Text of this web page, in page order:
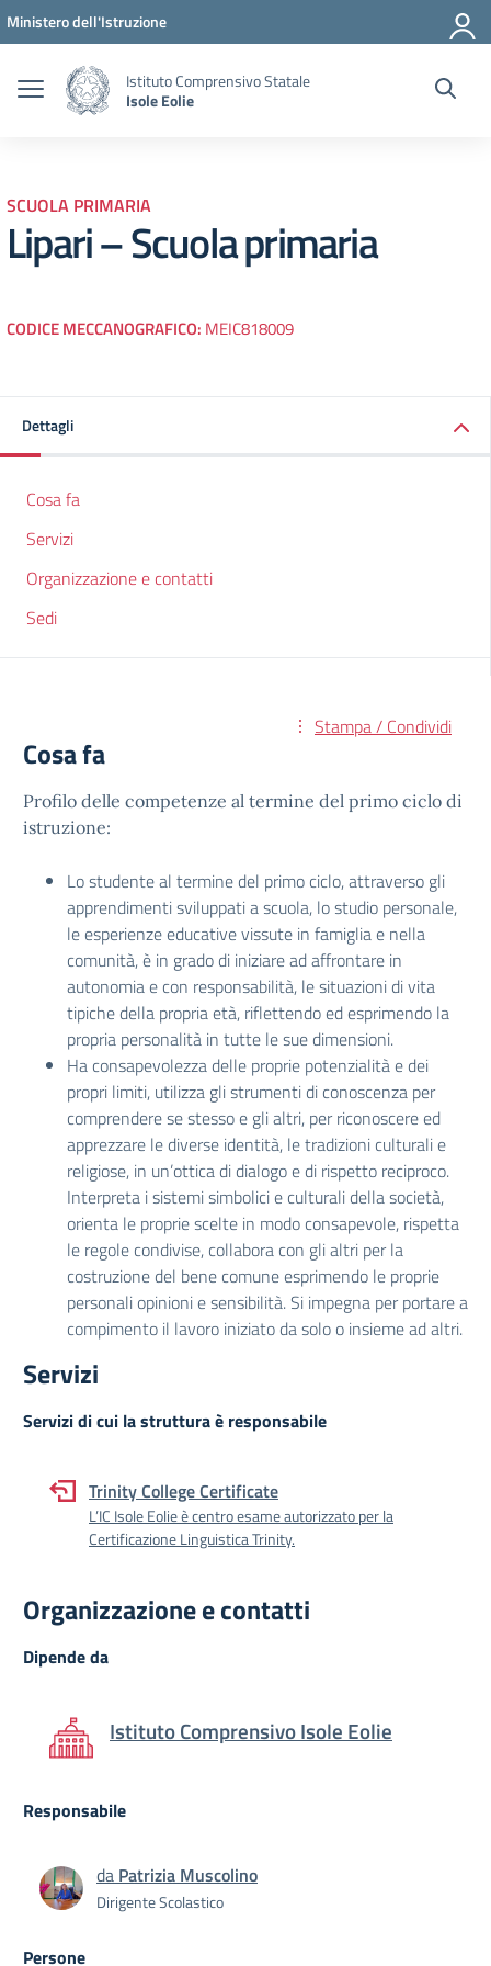
Vai ai contenuti
Vai al menu di navigazione
Vai al footer
Ministero dell'Istruzione
Istituto Comprensivo Statale
Isole Eolie
SCUOLA PRIMARIA
Lipari – Scuola primaria
CODICE MECCANOGRAFICO: MEIC818009
Dettagli
Cosa fa
Servizi
Organizzazione e contatti
Sedi
Stampa / Condividi
Cosa fa
Profilo delle competenze al termine del primo ciclo di
istruzione:
Lo studente al termine del primo ciclo, attraverso gli
apprendimenti sviluppati a scuola, lo studio personale,
le esperienze educative vissute in famiglia e nella
comunità, è in grado di iniziare ad affrontare in
autonomia e con responsabilità, le situazioni di vita
tipiche della propria età, riflettendo ed esprimendo la
propria personalità in tutte le sue dimensioni.
Ha consapevolezza delle proprie potenzialità e dei
propri limiti, utilizza gli strumenti di conoscenza per
comprendere se stesso e gli altri, per riconoscere ed
apprezzare le diverse identità, le tradizioni culturali e
religiose, in un’ottica di dialogo e di rispetto reciproco.
Interpreta i sistemi simbolici e culturali della società,
orienta le proprie scelte in modo consapevole, rispetta
le regole condivise, collabora con gli altri per la
costruzione del bene comune esprimendo le proprie
personali opinioni e sensibilità. Si impegna per portare a
compimento il lavoro iniziato da solo o insieme ad altri.
Servizi
Servizi di cui la struttura è responsabile
Trinity College Certificate
L’IC Isole Eolie è centro esame autorizzato per la
Certificazione Linguistica Trinity.
Organizzazione e contatti
Dipende da
Istituto Comprensivo Isole Eolie
Responsabile
da Patrizia Muscolino
Dirigente Scolastico
Persone